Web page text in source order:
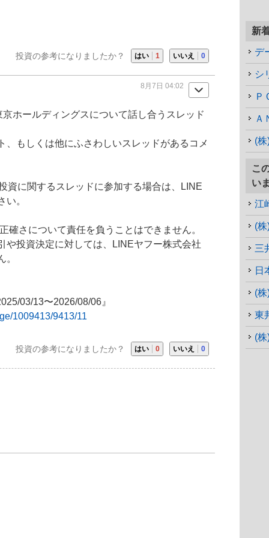
投資の参考になりましたか？ はい 1 いいえ 0
8月7日 04:02
ホールディングスについて話し合うスレッド
、もしくは他にふさわしいスレッドがあるコメ
資に関するスレッドに参加する場合は、LINE
い。
確さについて責任を負うことはできません。
や投資決定に対しては、LINEヤフー株式会社
。
03/13〜2026/08/06』
1009413/9413/11
投資の参考になりましたか？ はい 0 いいえ 0
新
デ
シ
Ｐ
Ａ
(
こ
い
江
三
日
(
東
(